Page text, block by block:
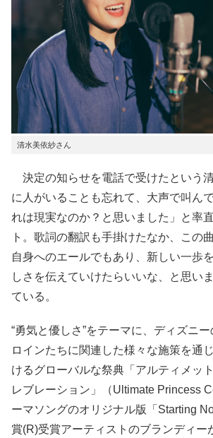
清水美依紗さん
決定の知らせを電話で受けたという
に人がいることも忘れて、大声で叫ん
れは現実なのか？と思いました」と率
ト。歌詞の翻訳も手掛けたなか、この
自身へのエールでもあり、新しい一歩
しさを伝えていけたらいいな、と思い
ている。
“勇気と優しさ”をテーマに、ディズニ
ロインたちに関連した様々な施策を通
けるグローバルな祭典「アルティメッ
レブレーション」（Ultimate Princess
ーマソングのオリジナル版「Starting
賞(R)受賞アーティストのブランディー